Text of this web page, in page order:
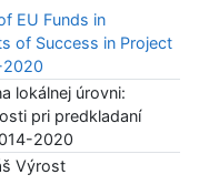
EU Funds in
of Success in Project
2020
lokálnej úrovni:
pri predkladaní
2020
Výrost